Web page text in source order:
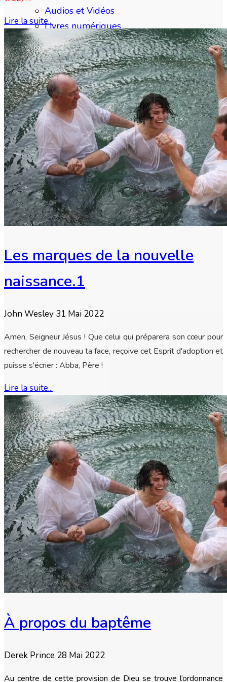
Audios et Vidéos
Livres numériques
Nos livres papier
Sept livres importants
Clément Le Cossec
Questions Bibliques
Index
Sujets récents
Recherche
Lire la suite...
Les marques de la nouvelle
naissance.1
John Wesley 31 Mai 2022
Amen, Seigneur Jésus ! Que celui qui préparera son cœur pour
rechercher de nouveau ta face, reçoive cet Esprit d'adoption et
puisse s'écrier : Abba, Père !
Lire la suite...
À propos du baptême
Derek Prince 28 Mai 2022
Au centre de cette provision de Dieu se trouve l’ordonnance